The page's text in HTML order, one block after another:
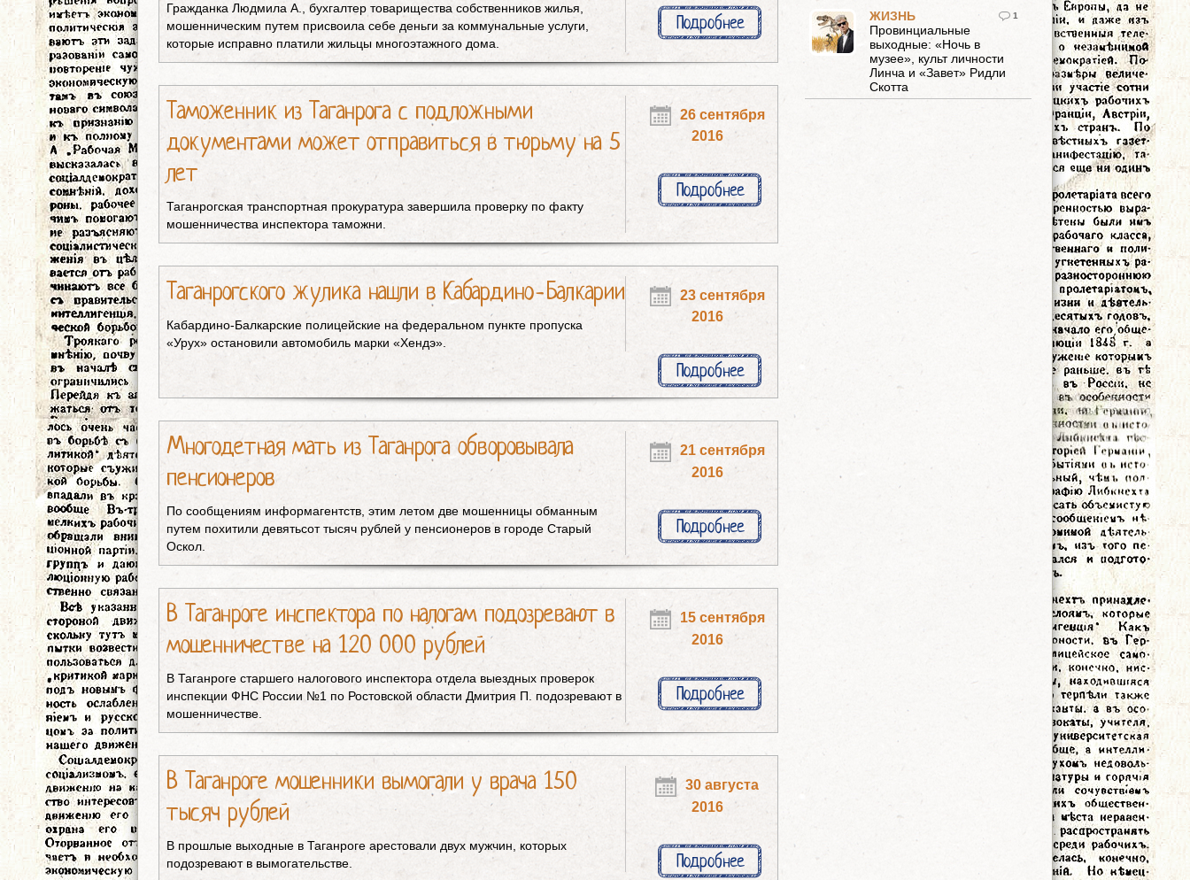
Гражданка Людмила А., бухгалтер товарищества собственников жилья,
мошенническим путем присвоила себе деньги за коммунальные услуги,
которые исправно платили жильцы многоэтажного дома.
Подробнее
Таможенник из Таганрога с подложными
документами может отправиться в тюрьму на 5
лет
Таганрогская транспортная прокуратура завершила проверку по факту
мошенничества инспектора таможни.
26 сентября
2016
Подробнее
Таганрогского жулика нашли в Кабардино-Балкарии
Кабардино-Балкарские полицейские на федеральном пункте пропуска
«Урух» остановили автомобиль марки «Хендэ».
23 сентября
2016
Подробнее
Многодетная мать из Таганрога обворовывала
пенсионеров
По сообщениям информагентств, этим летом две мошенницы обманным
путем похитили девятьсот тысяч рублей у пенсионеров в городе Старый
Оскол.
21 сентября
2016
Подробнее
В Таганроге инспектора по налогам подозревают в
мошенничестве на 120 000 рублей
В Таганроге старшего налогового инспектора отдела выездных проверок
инспекции ФНС России №1 по Ростовской области Дмитрия П. подозревают в
мошенничестве.
15 сентября
2016
Подробнее
В Таганроге мошенники вымогали у врача 150
тысяч рублей
В прошлые выходные в Таганроге арестовали двух мужчин, которых
подозревают в вымогательстве.
30 августа
2016
Подробнее
1
ЖИЗНЬ
Провинциальные
выходные: «Ночь в
музее», культ личности
Линча и «Завет» Ридли
Скотта